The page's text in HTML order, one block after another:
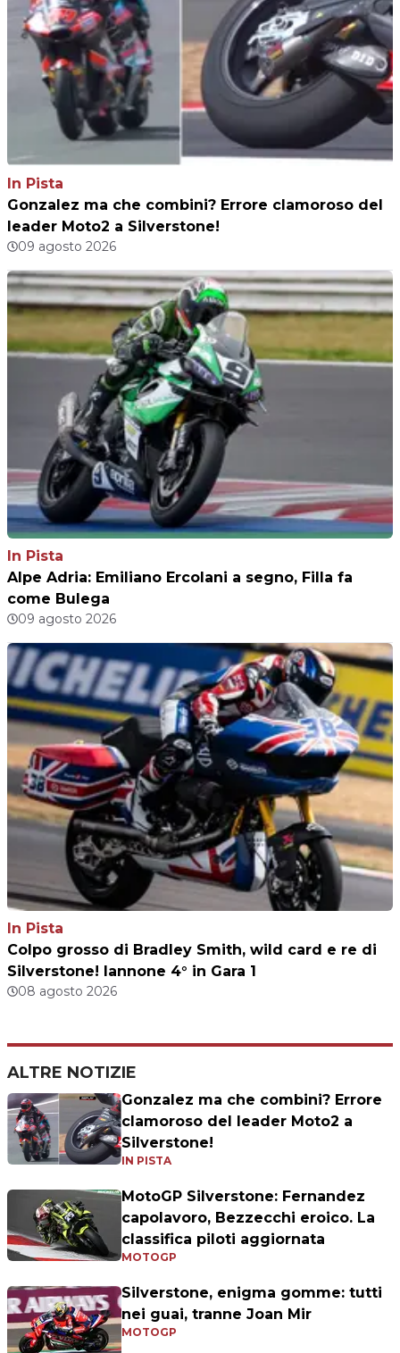
In Pista
Gonzalez ma che combini? Errore clamoroso del
leader Moto2 a Silverstone!
09 agosto 2026
In Pista
Alpe Adria: Emiliano Ercolani a segno, Filla fa
come Bulega
09 agosto 2026
In Pista
Colpo grosso di Bradley Smith, wild card e re di
Silverstone! Iannone 4° in Gara 1
08 agosto 2026
ALTRE NOTIZIE
Gonzalez ma che combini? Errore
clamoroso del leader Moto2 a
Silverstone!
IN PISTA
MotoGP Silverstone: Fernandez
capolavoro, Bezzecchi eroico. La
classifica piloti aggiornata
MOTOGP
Silverstone, enigma gomme: tutti
nei guai, tranne Joan Mir
MOTOGP